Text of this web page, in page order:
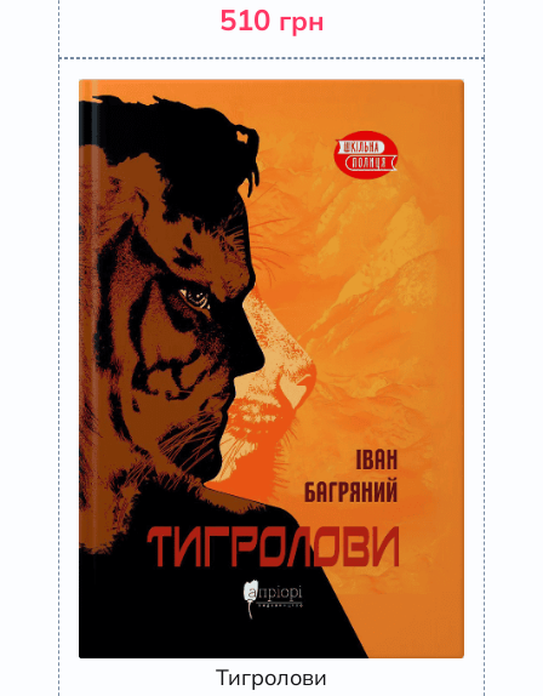
510 грн
Тигролови